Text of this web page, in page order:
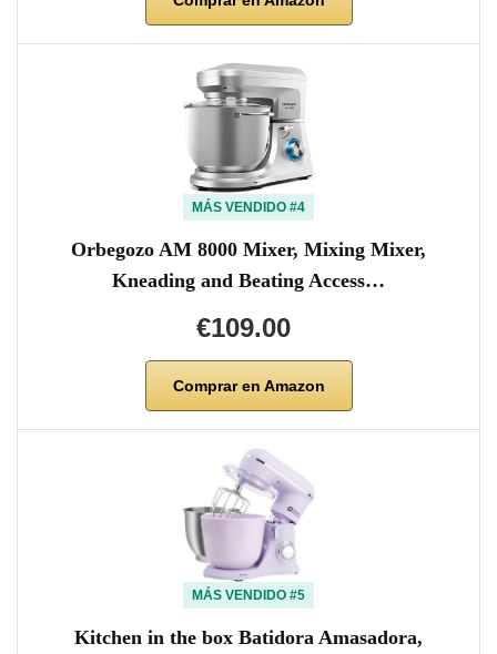
MÁS VENDIDO #4
Orbegozo AM 8000 Mixer, Mixing Mixer,
Kneading and Beating Access…
€109.00
Comprar en Amazon
MÁS VENDIDO #5
Kitchen in the box Batidora Amasadora,